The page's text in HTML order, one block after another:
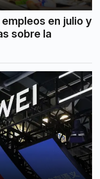
en julio y
sobre la